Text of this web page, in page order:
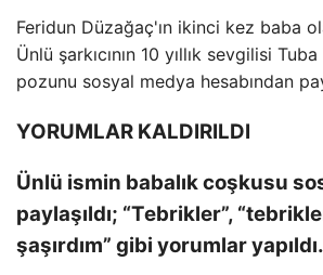
Feridun Düzağaç'ın ikinci kez baba
Ünlü şarkıcının 10 yıllık sevgilisi Tuba
pozunu sosyal medya hesabından
YORUMLAR KALDIRILDI
Ünlü ismin babalık coşkusu
paylaşıldı; “Tebrikler”,
şaşırdım” gibi yorumlar yapıldı.